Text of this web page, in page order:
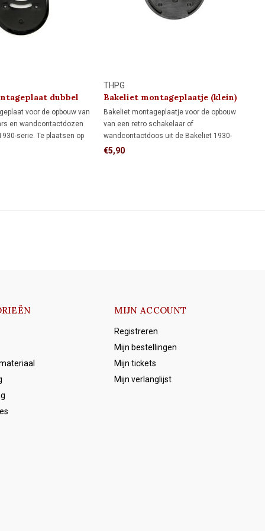
dubbel
voor de opbouw van
en wandcontactdozen
serie. Te plaatsen op
THPG
Bakeliet montageplaatje (klein)
1930
Bakeliet montageplaatje voor de opbouw
van een retro schakelaar of
wandcontactdoos uit de Bakeliet 1930-
serie. Uitsluitend geschikt voor directe
€5,90
MIJN ACCOUNT
Registreren
Mijn bestellingen
Mijn tickets
Mijn verlanglijst